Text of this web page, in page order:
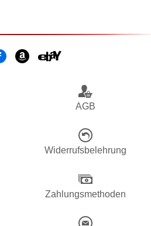
AGB
Widerrufsbelehrung
Zahlungsmethoden